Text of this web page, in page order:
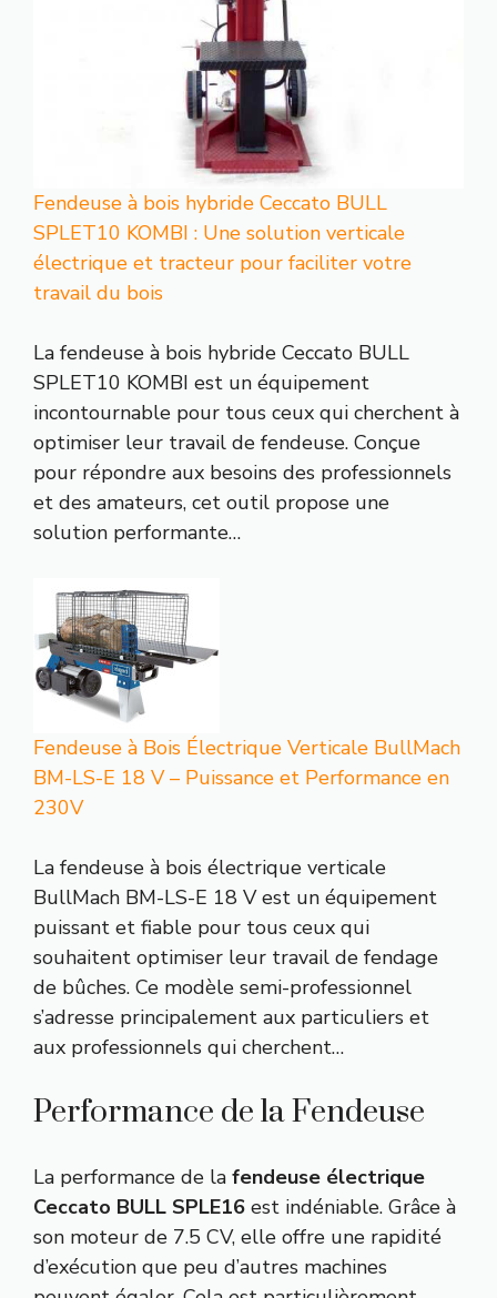
Fendeuse à bois hybride Ceccato BULL
SPLET10 KOMBI : Une solution verticale
électrique et tracteur pour faciliter votre
travail du bois
La fendeuse à bois hybride Ceccato BULL
SPLET10 KOMBI est un équipement
incontournable pour tous ceux qui cherchent à
optimiser leur travail de fendeuse. Conçue
pour répondre aux besoins des professionnels
et des amateurs, cet outil propose une
solution performante…
Fendeuse à Bois Électrique Verticale BullMach
BM-LS-E 18 V – Puissance et Performance en
230V
La fendeuse à bois électrique verticale
BullMach BM-LS-E 18 V est un équipement
puissant et fiable pour tous ceux qui
souhaitent optimiser leur travail de fendage
de bûches. Ce modèle semi-professionnel
s’adresse principalement aux particuliers et
aux professionnels qui cherchent…
Performance de la Fendeuse
La performance de la fendeuse électrique
Ceccato BULL SPLE16 est indéniable. Grâce à
son moteur de 7.5 CV, elle offre une rapidité
d’exécution que peu d’autres machines